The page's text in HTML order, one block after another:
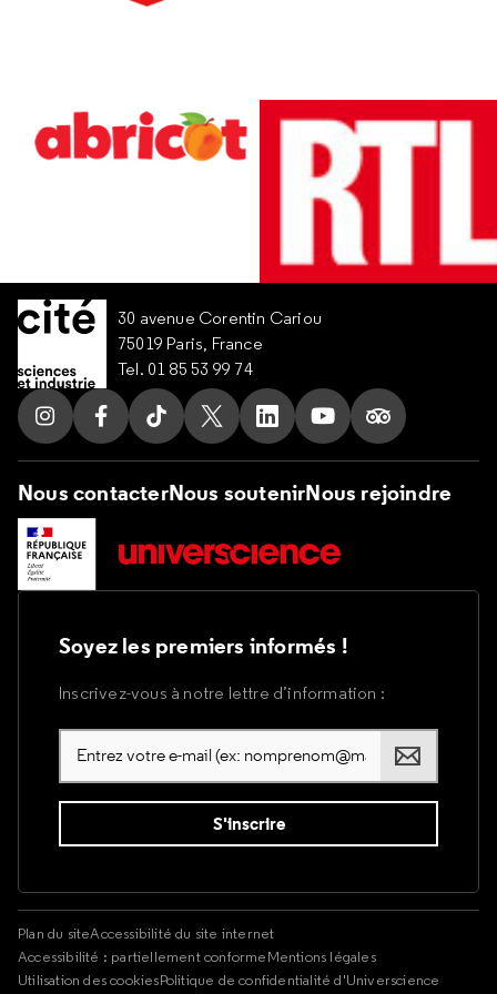
30 avenue Corentin Cariou
75019 Paris, France
Tel. 01 85 53 99 74
Suivez nous sur Instagram
Suivez nous sur Facebook
Suivez nous sur Tik Tok
Suivez nous sur X
Suivez nous sur LinkedIn
Suivez nous sur
Suivez nous
Nous contacterNous soutenirNous rejoindre
Soyez les premiers informés !
Inscrivez-vous à notre lettre d’information :
Plan du siteAccessibilité du site internet
Accessibilité : partiellement conformeMentions légales
Utilisation des cookiesPolitique de confidentialité d'Universcience